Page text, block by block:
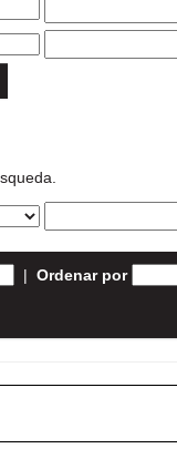
| Ordenar por